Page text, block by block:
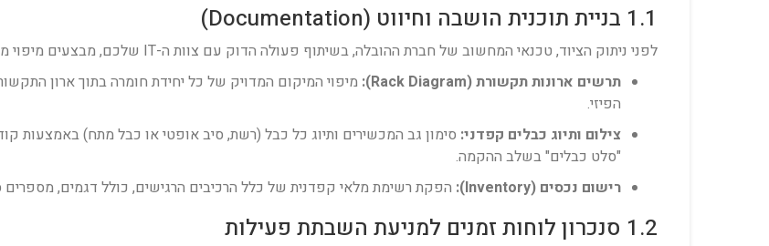
1.1 בניית תוכנית הושבה וחיווט (Documentation)
לפני ניתוק הציוד, טכנאי המחשוב של חברת ההובלה, בשיתוף פעולה הדוק עם צוות ה-IT שלכם, מבצעים מיפוי מלא ומקיף של המצב הקיים:
תרשים ארונות תקשורת (Rack Diagram):
הפיזי.
צילום ותיוג כבלים קפדני: סימון גב המכשירים ותיוג כל כבל (רשת, סיב אופטי או כבל מתח) באמצעות
"סלט כבלים" בשלב ההקמה.
רישום נכסים (Inventory):
הפקת רשימת מלאי קפדנית של כלל הרכיבים הרגישים, כולל דגמים, מספרים
1.2 סנכרון לוחות זמנים למניעת השבתת פעילות